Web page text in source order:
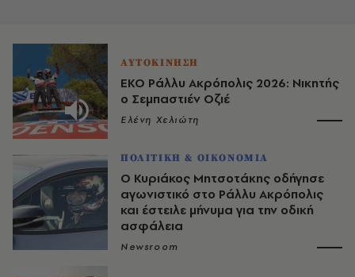
ΑΥΤΟΚΙΝΗΣΗ
ΕΚΟ Ράλλυ Ακρόπολις 2026: Νικητής
ο Σεμπαστιέν Οζιέ
Ελένη Χελιώτη
ΠΟΛΙΤΙΚΗ & ΟΙΚΟΝΟΜΙΑ
Ο Κυριάκος Μητσοτάκης οδήγησε
αγωνιστικό στο Ράλλυ Ακρόπολις
και έστειλε μήνυμα για την οδική
ασφάλεια
Newsroom